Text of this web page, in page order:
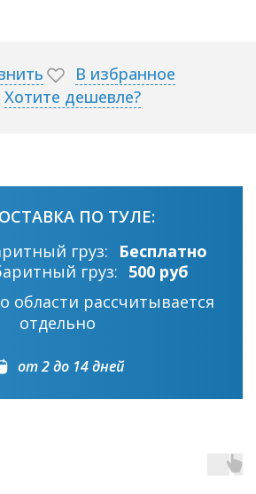
В избранное
Хотите дешевле?
ПО ТУЛЕ:
груз:
Бесплатно
груз: 500 руб
области рассчитывается
отдельно
от 2 до 14 дней